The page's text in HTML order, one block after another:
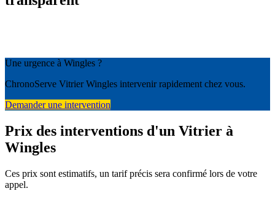
Une urgence à Wingles ?
ChronoServe Vitrier Wingles intervenir rapidement chez vous.
Demander une intervention
Prix des interventions d'un Vitrier à
Wingles
Ces prix sont estimatifs, un tarif précis sera confirmé lors de votre
appel.